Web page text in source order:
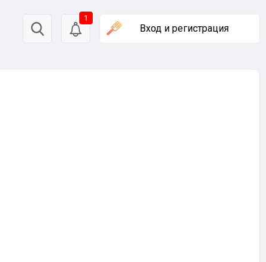
1
Вход и регистрация